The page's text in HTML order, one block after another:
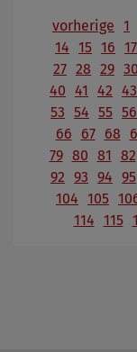
vorherige 1
14 15 16 17
27 28 29 30
40 41 42 43
53 54 55 56
66
67 68
79 80 81 82
92 93 94 95
104 105
114 115